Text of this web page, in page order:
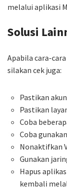
melalui aplikasi
Solusi
Apabila cara-
silakan cek juga:
Pastikan
Pastikan
Coba
Coba
Nonaktifkan
Gunakan
Hapus
kembali